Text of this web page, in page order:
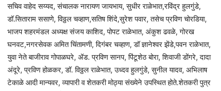
सचिव वाहेद सय्यद, संचालक नारायण जायभाय, सुधीर राळेभात,रविंद्र हुलगुंडे,
डॉ.सिताराम ससाणे, विठ्ठल चव्हाण,सतिष शिंदे,सुरेश पवार, तसेच प्रविण चोरडिया,
भाजप शहरमंडल अध्यक्ष संजय काशिद, पोपट राळेभात, अंकुश ढवळे, गोरख
घनवट,नगरसेवक अमित चिंतामणी, दिगंबर चव्हाण, डॉ ज्ञानेश्वर झेंडे,पवन राळेभात,
युवा नेते बाजीराव गोपाळघरे, ॲड. प्रविण सानप, पिंटूशेठ बोरा, शिवाजी डोंगरे, दादा
अंदूरे, प्रविण होळकर, डॉ. विठ्ठल राळेभात, उध्दव हुलगुंडे, सुनील यादव, अभिलाष
टेकाळे आदी मान्यवर, व्यापारी व शेतकरी मोठ्या संख्येने उपस्थित होते.शेतकरी पुत्र